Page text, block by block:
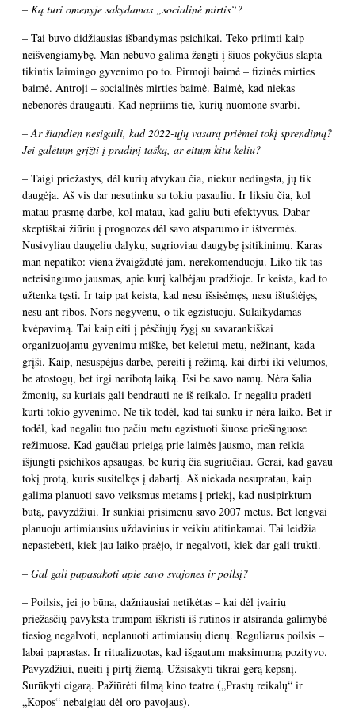
– Ką turi omenyje sakydamas „socialinė mirtis“?
– Tai buvo didžiausias išbandymas psichikai. Teko priimti kaip
neišvengiamybę. Man nebuvo galima žengti į šiuos pokyčius slapta
tikintis laimingo gyvenimo po to. Pirmoji baimė – fizinės mirties
baimė. Antroji – socialinės mirties baimė. Baimė, kad niekas
nebenorės draugauti. Kad nepriims tie, kurių nuomonė svarbi.
– Ar šiandien nesigaili, kad 2022-ųjų vasarą priėmei tokį sprendimą?
Jei galėtum grįžti į pradinį tašką, ar eitum kitu keliu?
– Taigi priežastys, dėl kurių atvykau čia, niekur nedingsta, jų tik
daugėja. Aš vis dar nesutinku su tokiu pasauliu. Ir liksiu čia, kol
matau prasmę darbe, kol matau, kad galiu būti efektyvus. Dabar
skeptiškai žiūriu į prognozes dėl savo atsparumo ir ištvermės.
Nusivyliau daugeliu dalykų, sugrioviau daugybę įsitikinimų. Karas
man nepatiko: viena žvaigždutė jam, nerekomenduoju. Liko tik tas
neteisingumo jausmas, apie kurį kalbėjau pradžioje. Ir keista, kad to
užtenka tęsti. Ir taip pat keista, kad nesu išsisėmęs, nesu ištuštėjęs,
nesu ant ribos. Nors negyvenu, o tik egzistuoju. Sulaikydamas
kvėpavimą. Tai kaip eiti į pėsčiųjų žygį su savarankiškai
organizuojamu gyvenimu miške, bet keletui metų, nežinant, kada
grįši. Kaip, nesuspėjus darbe, pereiti į režimą, kai dirbi iki vėlumos,
be atostogų, bet irgi neribotą laiką. Esi be savo namų. Nėra šalia
žmonių, su kuriais gali bendrauti ne iš reikalo. Ir negaliu pradėti
kurti tokio gyvenimo. Ne tik todėl, kad tai sunku ir nėra laiko. Bet ir
todėl, kad negaliu tuo pačiu metu egzistuoti šiuose priešinguose
režimuose. Kad gaučiau prieigą prie laimės jausmo, man reikia
išjungti psichikos apsaugas, be kurių čia sugriūčiau. Gerai, kad gavau
tokį protą, kuris susitelkęs į dabartį. Aš niekada nesupratau, kaip
galima planuoti savo veiksmus metams į priekį, kad nusipirktum
butą, pavyzdžiui. Ir sunkiai prisimenu savo 2007 metus. Bet lengvai
planuoju artimiausius uždavinius ir veikiu atitinkamai. Tai leidžia
nepastebėti, kiek jau laiko praėjo, ir negalvoti, kiek dar gali trukti.
– Gal gali papasakoti apie savo svajones ir poilsį?
– Poilsis, jei jo būna, dažniausiai netikėtas – kai dėl įvairių
priežasčių pavyksta trumpam iškristi iš rutinos ir atsiranda galimybė
tiesiog negalvoti, neplanuoti artimiausių dienų. Reguliarus poilsis –
labai paprastas. Ir ritualizuotas, kad išgautum maksimumą pozityvo.
Pavyzdžiui, nueiti į pirtį žiemą. Užsisakyti tikrai gerą kepsnį.
Surūkyti cigarą. Pažiūrėti filmą kino teatre („Prastų reikalų“ ir
„Kopos“ nebaigiau dėl oro pavojaus).